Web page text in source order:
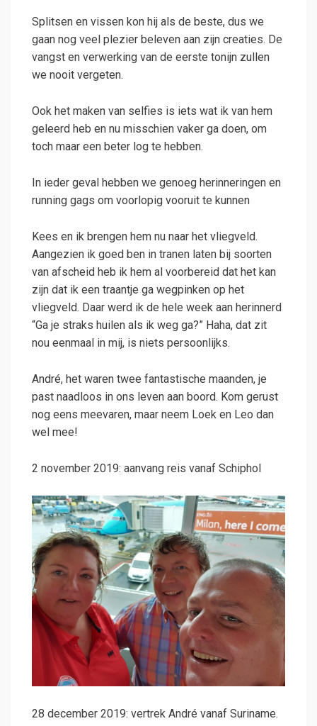
Splitsen en vissen kon hij als de beste, dus we
gaan nog veel plezier beleven aan zijn creaties. De
vangst en verwerking van de eerste tonijn zullen
we nooit vergeten.
Ook het maken van selfies is iets wat ik van hem
geleerd heb en nu misschien vaker ga doen, om
toch maar een beter log te hebben.
In ieder geval hebben we genoeg herinneringen en
running gags om voorlopig vooruit te kunnen
Kees en ik brengen hem nu naar het vliegveld.
Aangezien ik goed ben in tranen laten bij soorten
van afscheid heb ik hem al voorbereid dat het kan
zijn dat ik een traantje ga wegpinken op het
vliegveld. Daar werd ik de hele week aan herinnerd
“Ga je straks huilen als ik weg ga?” Haha, dat zit
nou eenmaal in mij, is niets persoonlijks.
André, het waren twee fantastische maanden, je
past naadloos in ons leven aan boord. Kom gerust
nog eens meevaren, maar neem Loek en Leo dan
wel mee!
2 november 2019: aanvang reis vanaf Schiphol
28 december 2019: vertrek André vanaf Suriname.